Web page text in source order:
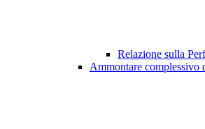
Relazione sulla
Ammontare complessivo